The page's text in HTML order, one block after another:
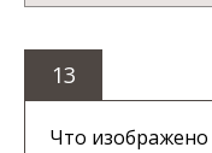
13
Что изображено